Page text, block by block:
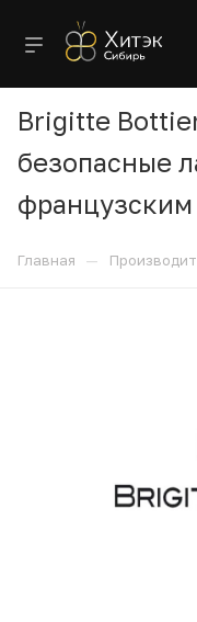
Brigitte
безопасные
Главная —